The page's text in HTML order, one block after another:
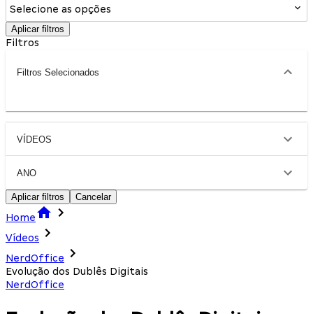
Selecione as opções
Aplicar filtros
Filtros
Filtros Selecionados
VÍDEOS
ANO
Aplicar filtros Cancelar
Home
Vídeos
NerdOffice
Evolução dos Dublês Digitais
NerdOffice